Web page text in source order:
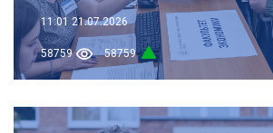
11:01 21.07.2026
58759 58759